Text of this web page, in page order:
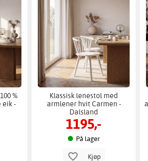
%
eik -
Klassisk lenestol med
armlener hvit Carmen -
Dalsland
1195,-
På lager
Kjøp